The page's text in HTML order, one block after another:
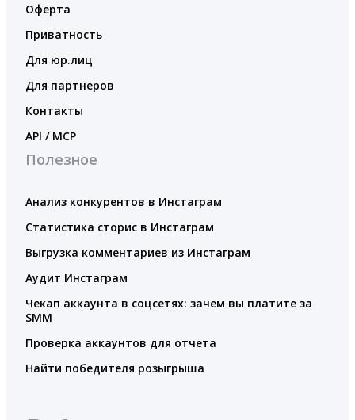
Оферта
Приватность
Для юр.лиц
Для партнеров
Контакты
API / MCP
Полезное
Анализ конкурентов в Инстаграм
Статистика сторис в Инстаграм
Выгрузка комментариев из Инстаграм
Аудит Инстаграм
Чекап аккаунта в соцсетях: зачем вы платите за
SMM
Проверка аккаунтов для отчета
Найти победителя розыгрыша